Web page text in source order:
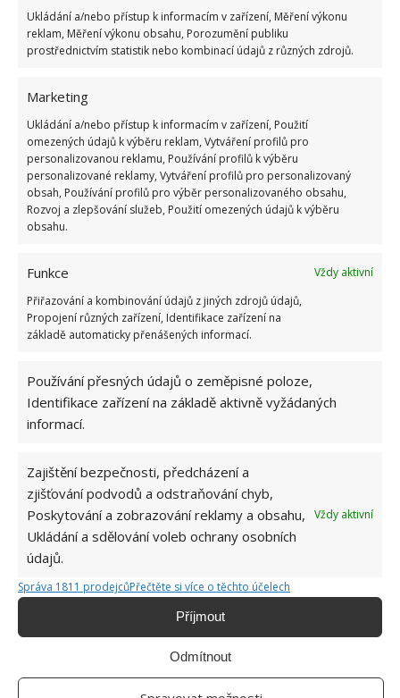
Ukládání a/nebo přístup k informacím v zařízení, Měření výkonu
reklam, Měření výkonu obsahu, Porozumění publiku
prostřednictvím statistik nebo kombinací údajů z různých zdrojů.
Marketing
Ukládání a/nebo přístup k informacím v zařízení, Použití
omezených údajů k výběru reklam, Vytváření profilů pro
personalizovanou reklamu, Používání profilů k výběru
personalizované reklamy, Vytváření profilů pro personalizovaný
obsah, Používání profilů pro výběr personalizovaného obsahu,
Rozvoj a zlepšování služeb, Použití omezených údajů k výběru
obsahu.
Funkce
Vždy aktivní
Přiřazování a kombinování údajů z jiných zdrojů údajů,
Propojení různých zařízení, Identifikace zařízení na
základě automaticky přenášených informací.
Používání přesných údajů o zeměpisné poloze,
Identifikace zařízení na základě aktivně vyžádaných
informací.
Zajištění bezpečnosti, předcházení a
zjišťování podvodů a odstraňování chyb,
Poskytování a zobrazování reklamy a obsahu,
Ukládání a sdělování voleb ochrany osobních
údajů.
Vždy aktivní
Správa 1811 prodejcůPřečtěte si více o těchto účelech
Příjmout
Odmítnout
ŽHAVÉ NOVINKY
Profesionální zahradnice vytvořila přehled
Bohatá úroda rajčat nemusí být jen zbožným
přáním. Užijte si úspěšnou sklizeň již během
letošní sezony
6.8.2026
zajistí bohatou úrodu šťavnatých a chutných
plodů. Připravte se na letošní sezonu včas
6.8.2026
O WEBU
Sháníte zajímavé tipy jak vylepšit Váš domov? Originální nápady,
aktuální trendy, praktické rady i inspirativní fotografie najdete na
stránkách internetového magazínu
Vyzvedla si dítě ve školce a jela domů. To, co našla na jeho těle, ji
Přání postaršího zákazníka označil za nadlidský úkol. Kadeřník